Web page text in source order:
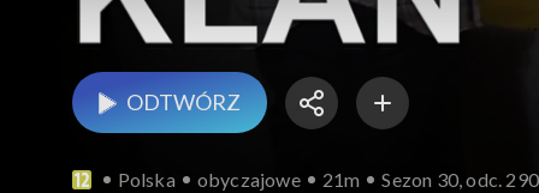
ODTWÓRZ
Polska obyczajowe 21m Sezon 30, odc.